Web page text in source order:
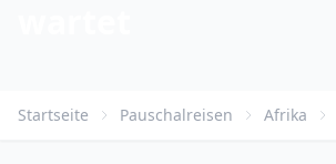
Startseite Pauschalreisen Afrika